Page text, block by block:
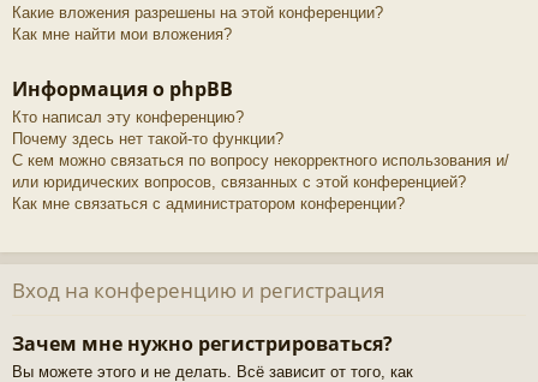
Какие вложения разрешены на этой конференции?
Как мне найти мои вложения?
Информация о phpBB
Кто написал эту конференцию?
Почему здесь нет такой-то функции?
С кем можно связаться по вопросу некорректного использования и/
или юридических вопросов, связанных с этой конференцией?
Как мне связаться с администратором конференции?
Вход на конференцию и регистрация
Зачем мне нужно регистрироваться?
Вы можете этого и не делать. Всё зависит от того, как